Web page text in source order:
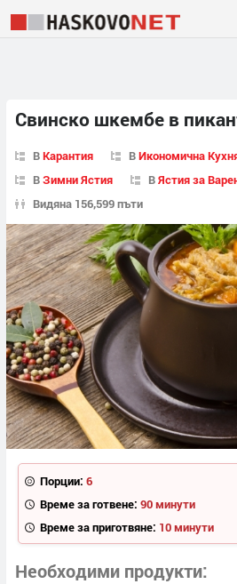
Свинско шкембе в
ВКарантия ВИкономична
ВЗимни Ястия ВЯстия за
Видяна 156,599 пъти
Порции: 6
Време за готвене: 90 минути
Време за приготвяне: 10 минути
Необходими продукти